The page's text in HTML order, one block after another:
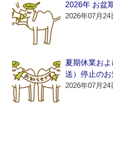
2026年 お盆
2026年07月24
夏期休業お
送）停止の
2026年07月24